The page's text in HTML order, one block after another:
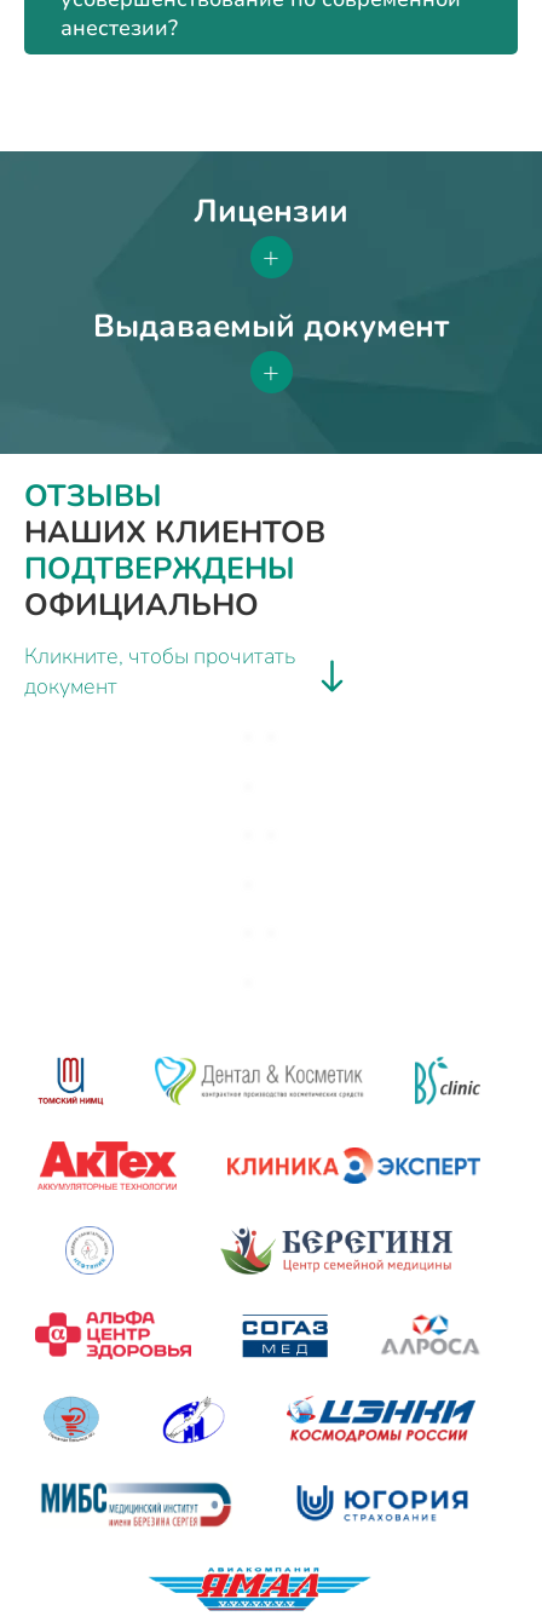
анестезии?
Лицензии
+
Выдаваемый документ
+
ОТЗЫВЫ
НАШИХ КЛИЕНТОВ
ПОДТВЕРЖДЕНЫ
ОФИЦИАЛЬНО
Кликните, чтобы прочитать
документ